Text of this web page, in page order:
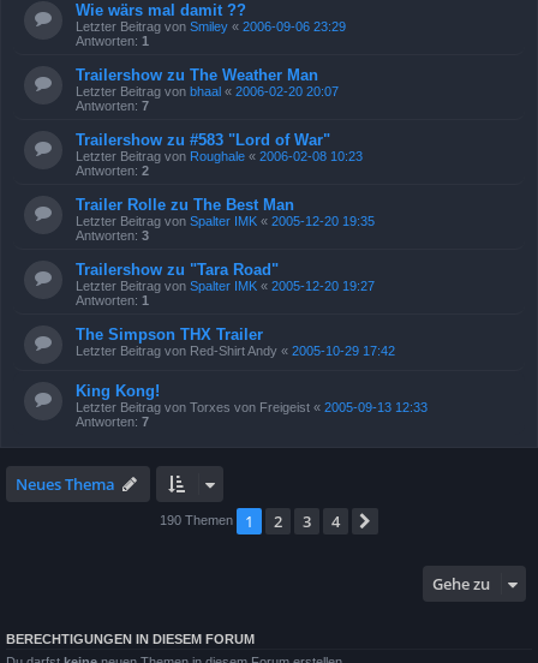
Wie wärs mal damit ??
Letzter Beitrag von Smiley « 2006-09-06 23:29
Antworten: 1
Trailershow zu The Weather Man
Letzter Beitrag von bhaal « 2006-02-20 20:07
Antworten: 7
Trailershow zu #583 "Lord of War"
Letzter Beitrag von Roughale « 2006-02-08 10:23
Antworten: 2
Trailer Rolle zu The Best Man
Letzter Beitrag von Spalter IMK « 2005-12-20 19:35
Antworten: 3
Trailershow zu "Tara Road"
Letzter Beitrag von Spalter IMK « 2005-12-20 19:27
Antworten: 1
The Simpson THX Trailer
Letzter Beitrag von Red-Shirt Andy « 2005-10-29 17:42
King Kong!
Letzter Beitrag von Torxes von Freigeist « 2005-09-13 12:33
Antworten: 7
Neues Thema
190 Themen 1 2 3 4
Gehe zu
BERECHTIGUNGEN IN DIESEM FORUM